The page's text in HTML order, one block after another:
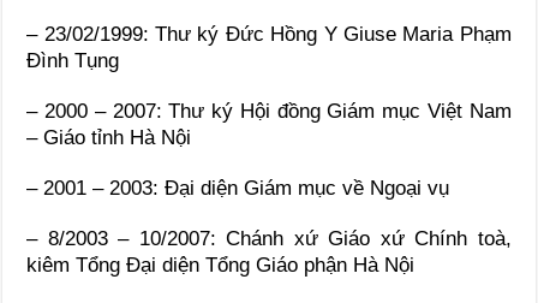
– 23/02/1999: Thư ký Đức Hồng Y Giuse Maria Phạm
Đình Tụng
– 2000 – 2007: Thư ký Hội đồng Giám mục Việt Nam
– Giáo tỉnh Hà Nội
– 2001 – 2003: Đại diện Giám mục về Ngoại vụ
– 8/2003 – 10/2007: Chánh xứ Giáo xứ Chính toà,
kiêm Tổng Đại diện Tổng Giáo phận Hà Nội